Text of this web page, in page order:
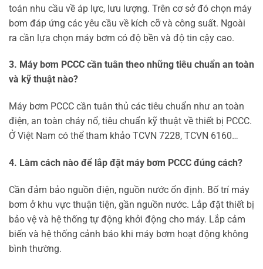
toán nhu cầu về áp lực, lưu lượng. Trên cơ sở đó chọn máy
bơm đáp ứng các yêu cầu về kích cỡ và công suất. Ngoài
ra cần lựa chọn máy bơm có độ bền và độ tin cậy cao.
3. Máy bơm PCCC cần tuân theo những tiêu chuẩn an toàn
và kỹ thuật nào?
Máy bơm PCCC cần tuân thủ các tiêu chuẩn như an toàn
điện, an toàn cháy nổ, tiêu chuẩn kỹ thuật về thiết bị PCCC.
Ở Việt Nam có thể tham khảo TCVN 7228, TCVN 6160…
4. Làm cách nào để lắp đặt máy bơm PCCC đúng cách?
Cần đảm bảo nguồn điện, nguồn nước ổn định. Bố trí máy
bơm ở khu vực thuận tiện, gần nguồn nước. Lắp đặt thiết bị
bảo vệ và hệ thống tự động khởi động cho máy. Lắp cảm
biến và hệ thống cảnh báo khi máy bơm hoạt động không
bình thường.